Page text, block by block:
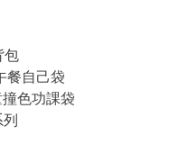
包
餐自己袋
色功課袋